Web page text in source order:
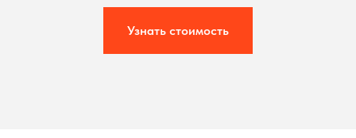
Узнать стоимость